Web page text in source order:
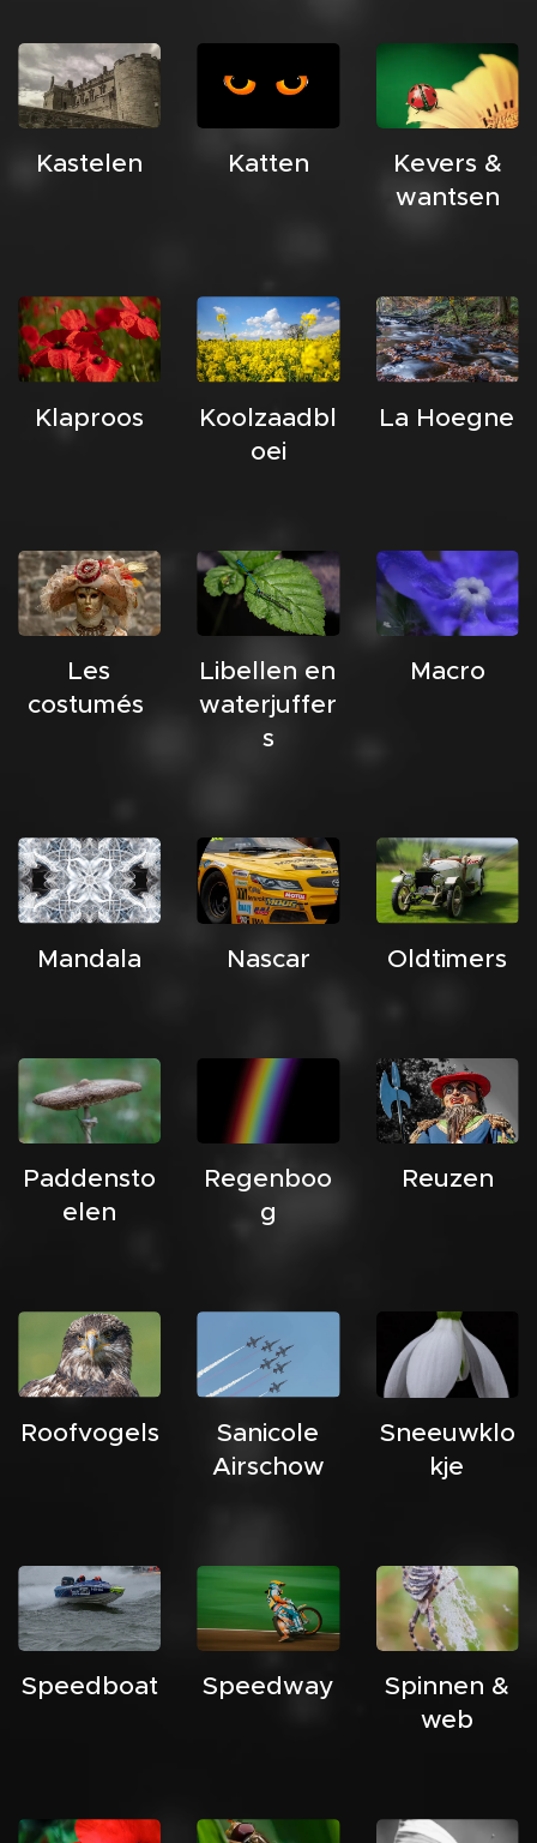
Kastelen Katten
Kevers &
wantsen
Klaproos
Koolzaadbl
oei
La Hoegne
Les
costumés
Libellen en
waterjuffer
s
Macro
Mandala Nascar Oldtimers
Paddensto
elen
Regenboo
g
Reuzen
Roofvogels
Sanicole
Airschow
Sneeuwklo
kje
Speedboat Speedway
Spinnen &
web